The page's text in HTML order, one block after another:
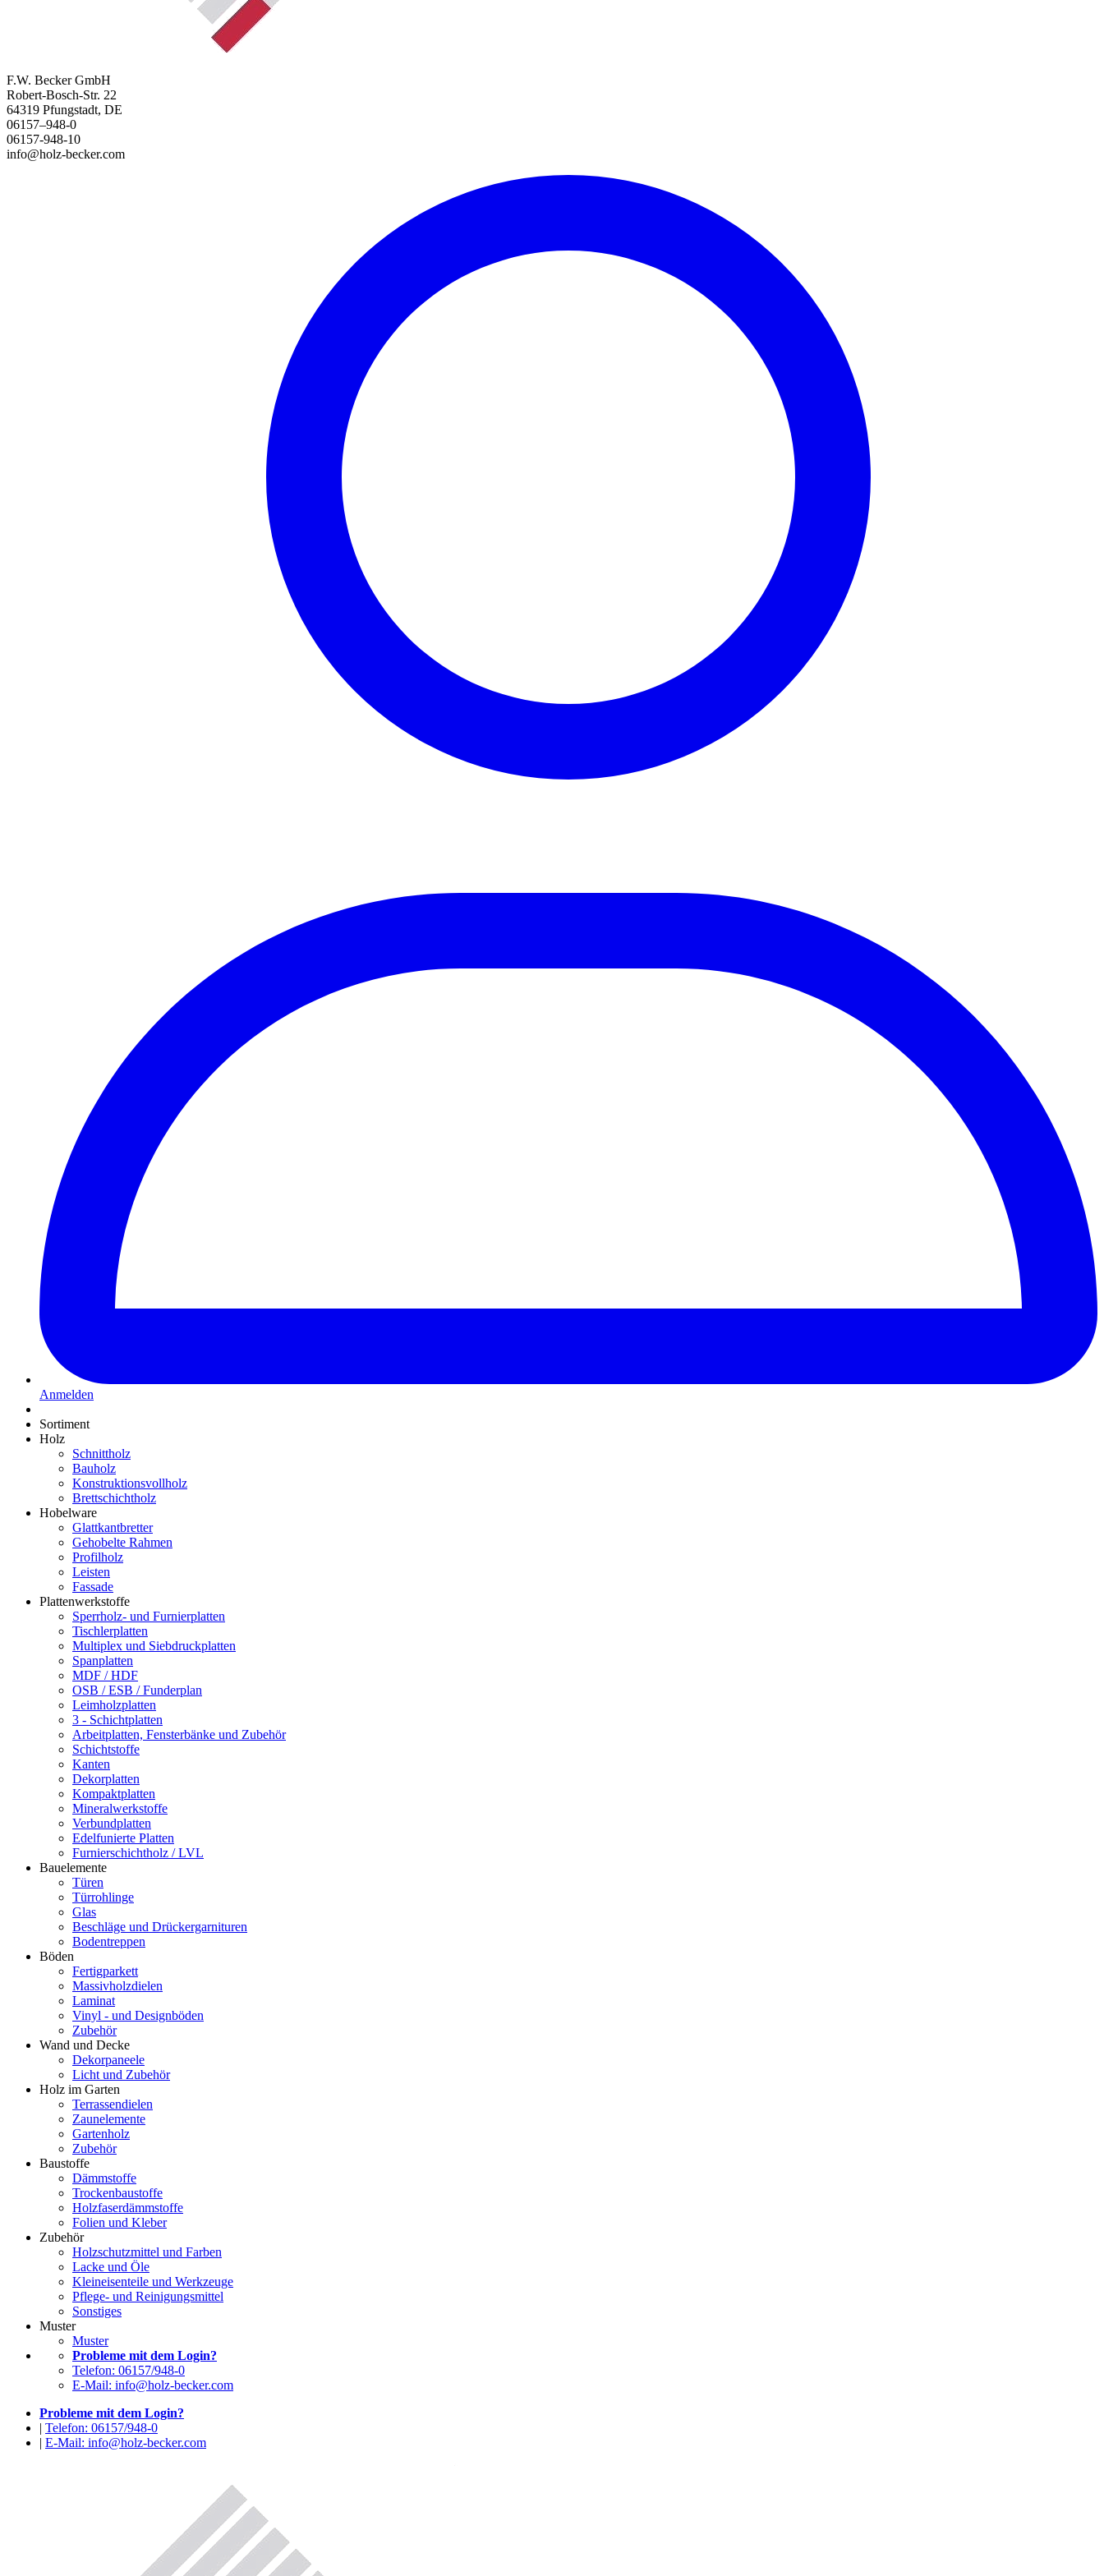
F.W. Becker GmbH
Robert-Bosch-Str. 22
64319 Pfungstadt, DE
06157–948-0
06157-948-10
info@holz-becker.com
Anmelden
Sortiment
Holz
Schnittholz
Bauholz
Konstruktionsvollholz
Brettschichtholz
Hobelware
Glattkantbretter
Gehobelte Rahmen
Profilholz
Leisten
Fassade
Plattenwerkstoffe
Sperrholz- und Furnierplatten
Tischlerplatten
Multiplex und Siebdruckplatten
Spanplatten
MDF / HDF
OSB / ESB / Funderplan
Leimholzplatten
3 - Schichtplatten
Arbeitplatten, Fensterbänke und Zubehör
Schichtstoffe
Kanten
Dekorplatten
Kompaktplatten
Mineralwerkstoffe
Verbundplatten
Edelfunierte Platten
Furnierschichtholz / LVL
Bauelemente
Türen
Türrohlinge
Glas
Beschläge und Drückergarnituren
Bodentreppen
Böden
Fertigparkett
Massivholzdielen
Laminat
Vinyl - und Designböden
Zubehör
Wand und Decke
Dekorpaneele
Licht und Zubehör
Holz im Garten
Terrassendielen
Zaunelemente
Gartenholz
Zubehör
Baustoffe
Dämmstoffe
Trockenbaustoffe
Holzfaserdämmstoffe
Folien und Kleber
Zubehör
Holzschutzmittel und Farben
Lacke und Öle
Kleineisenteile und Werkzeuge
Pflege- und Reinigungsmittel
Sonstiges
Muster
Muster
Probleme mit dem Login?
Telefon: 06157/948-0
E-Mail: info@holz-becker.com
Probleme mit dem Login?
| Telefon: 06157/948-0
| E-Mail: info@holz-becker.com